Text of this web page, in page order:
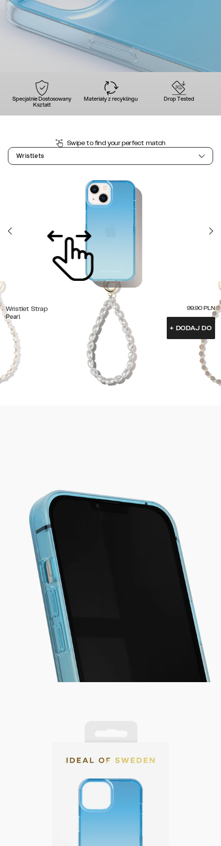
Specjalnie Dostosowany
Kształt
Materiały z recyklingu Drop Tested
Swipe to find your perfect match
Wristlets
Wristlet Strap
Pearl
99.90 PLN
+ DODAJ DO